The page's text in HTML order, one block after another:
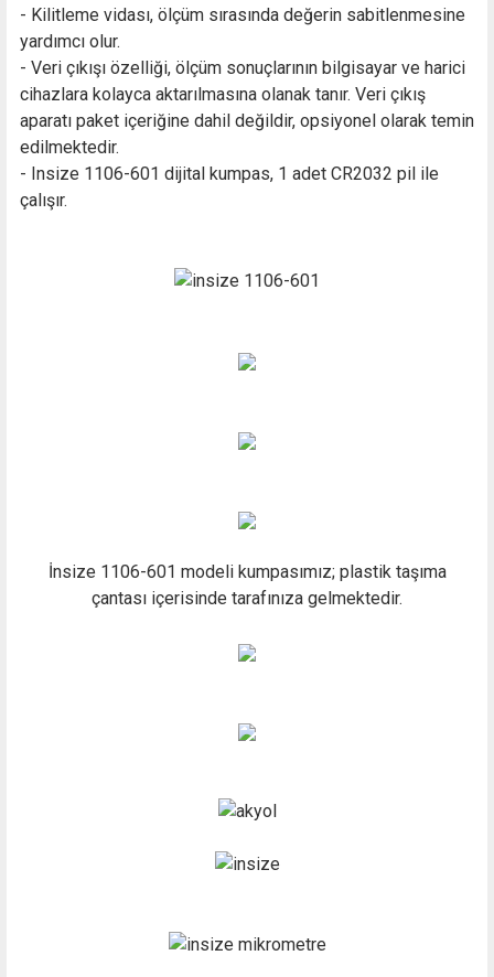
- Kilitleme vidası, ölçüm sırasında değerin sabitlenmesine
yardımcı olur.
- Veri çıkışı özelliği, ölçüm sonuçlarının bilgisayar ve harici
cihazlara kolayca aktarılmasına olanak tanır. Veri çıkış
aparatı paket içeriğine dahil değildir, opsiyonel olarak temin
edilmektedir.
- Insize 1106-601 dijital kumpas, 1 adet CR2032 pil ile
çalışır.
İnsize 1106-601 modeli kumpasımız; plastik taşıma
çantası içerisinde tarafınıza gelmektedir.